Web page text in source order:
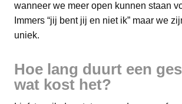
wanneer we meer open kunnen staan
Immers “jij bent jij en niet ik” maar we
uniek.
Hoe lang duurt een
wat kost het?